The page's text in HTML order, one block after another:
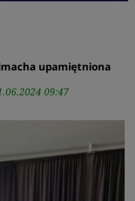
upamiętniona
09:47